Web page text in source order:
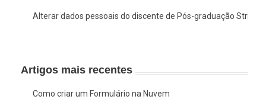
Alterar dados pessoais do discente de Pós-graduação Stricto
Artigos mais recentes
Como criar um Formulário na Nuvem